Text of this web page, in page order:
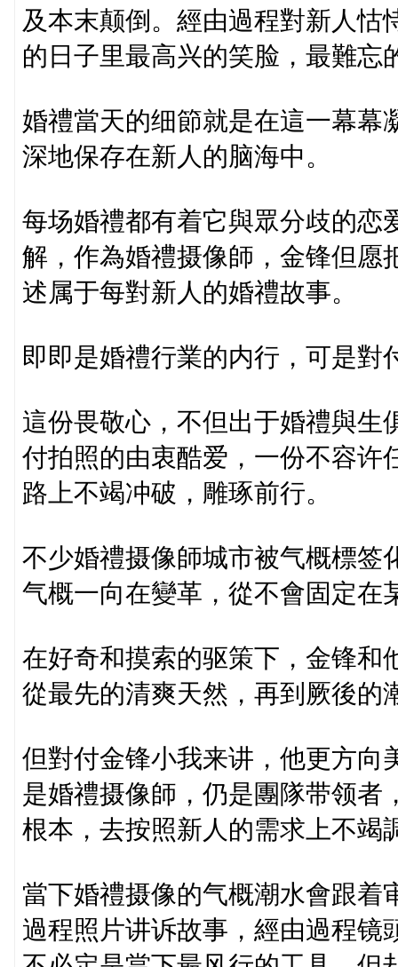
及本末颠倒。經由過程對新人怙
的日子里最高兴的笑脸，最難忘
婚禮當天的细節就是在這一幕幕
深地保存在新人的脑海中。
每场婚禮都有着它與眾分歧的恋
解，作為婚禮摄像師，金锋但愿
述属于每對新人的婚禮故事。
即即是婚禮行業的内行，可是對
這份畏敬心，不但出于婚禮與生
付拍照的由衷酷爱，一份不容许
路上不竭冲破，雕琢前行。
不少婚禮摄像師城市被气概標签
气概一向在變革，從不會固定在
在好奇和摸索的驱策下，金锋和
從最先的清爽天然，再到厥後的
但對付金锋小我来讲，他更方向
是婚禮摄像師，仍是團隊带领者
根本，去按照新人的需求上不竭
當下婚禮摄像的气概潮水會跟着
過程照片讲诉故事，經由過程镜